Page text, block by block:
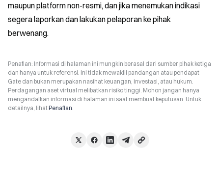
maupun platform non-resmi, dan jika menemukan indikasi
segera laporkan dan lakukan pelaporan ke pihak
berwenang.
Penafian: Informasi di halaman ini mungkin berasal dari sumber pihak ketiga
dan hanya untuk referensi. Ini tidak mewakili pandangan atau pendapat
Gate dan bukan merupakan nasihat keuangan, investasi, atau hukum.
Perdagangan aset virtual melibatkan risiko tinggi. Mohon jangan hanya
mengandalkan informasi di halaman ini saat membuat keputusan. Untuk
detailnya, lihatPenafian.